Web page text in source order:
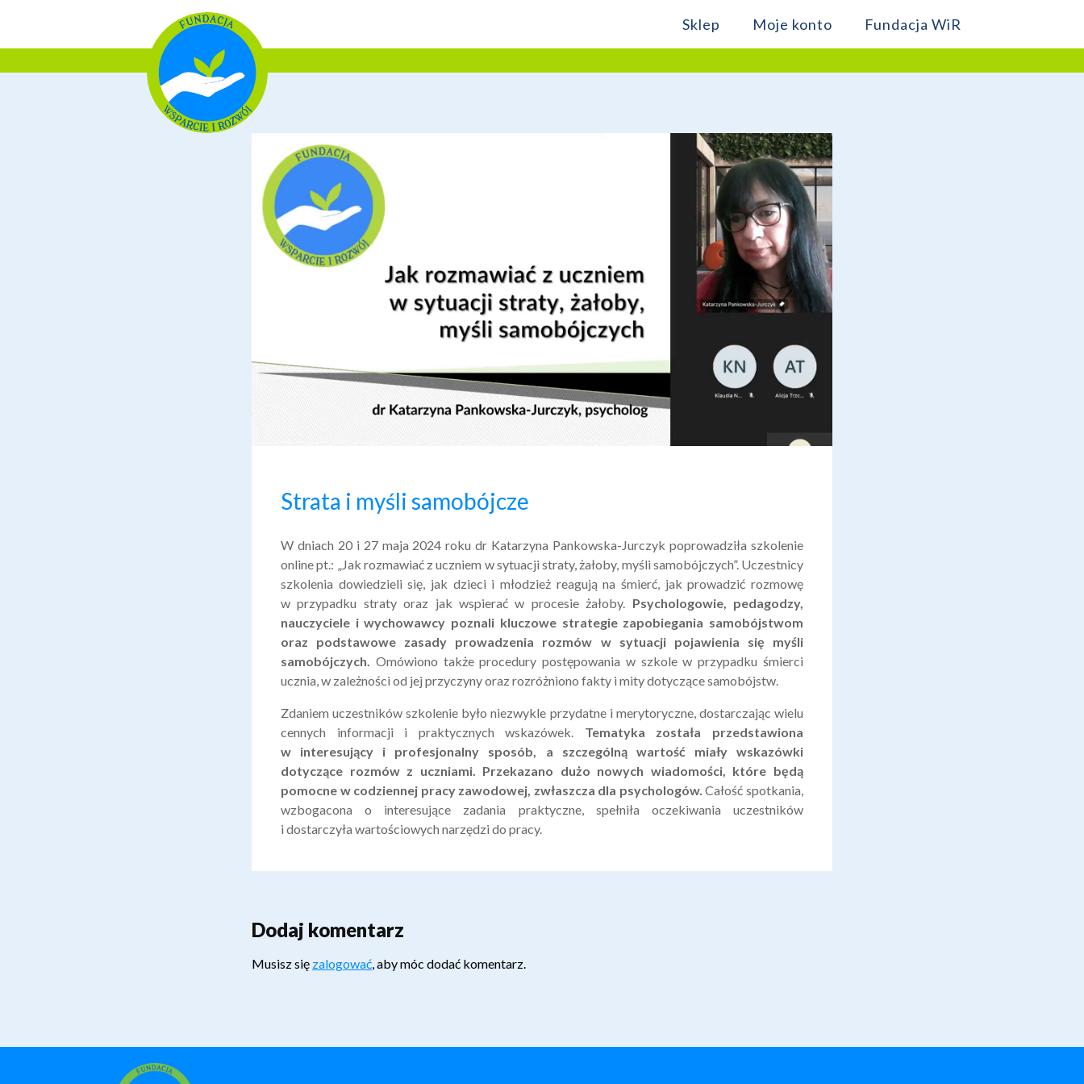
Sklep Moje konto Fundacja WiR
Strata i myśli samobójcze
W dniach 20 i 27 maja 2024 roku dr Katarzyna Pankowska-Jurczyk poprowadziła szkolenie
online pt.: „Jak rozmawiać z uczniem w sytuacji straty, żałoby, myśli samobójczych”. Uczestnicy
szkolenia dowiedzieli się, jak dzieci i młodzież reagują na śmierć, jak prowadzić rozmowę
w przypadku straty oraz jak wspierać w procesie żałoby. Psychologowie, pedagodzy,
nauczyciele i wychowawcy poznali kluczowe strategie zapobiegania samobójstwom
oraz podstawowe zasady prowadzenia rozmów w sytuacji pojawienia się myśli
samobójczych. Omówiono także procedury postępowania w szkole w przypadku śmierci
ucznia, w zależności od jej przyczyny oraz rozróżniono fakty i mity dotyczące samobójstw.
Zdaniem uczestników szkolenie było niezwykle przydatne i merytoryczne, dostarczając wielu
cennych informacji i praktycznych wskazówek. Tematyka została przedstawiona
w interesujący i profesjonalny sposób, a szczególną wartość miały wskazówki
dotyczące rozmów z uczniami. Przekazano dużo nowych wiadomości, które będą
pomocne w codziennej pracy zawodowej, zwłaszcza dla psychologów.Całość spotkania,
wzbogacona o interesujące zadania praktyczne, spełniła oczekiwania uczestników
i dostarczyła wartościowych narzędzi do pracy.
Dodaj komentarz
Musisz się zalogować, aby móc dodać komentarz.